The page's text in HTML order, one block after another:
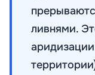
ливнями.